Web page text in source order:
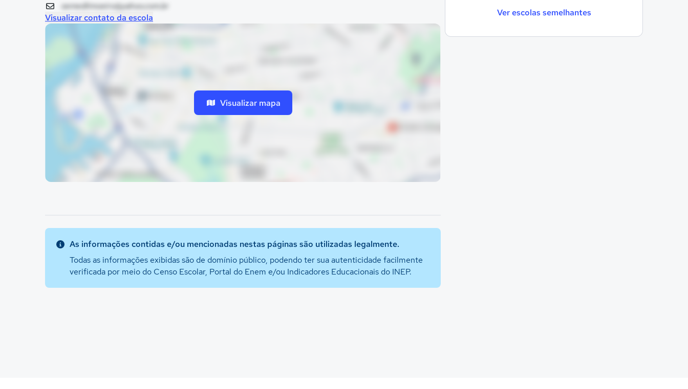
Ver escolas semelhantes
semedlimoeiro@yahoo.com.br
Visualizar contato da escola
Visualizar mapa
As informações contidas e/ou mencionadas nestas páginas são utilizadas legalmente.
Todas as informações exibidas são de domínio público, podendo ter sua autenticidade facilmente
verificada por meio do Censo Escolar, Portal do Enem e/ou Indicadores Educacionais do INEP.